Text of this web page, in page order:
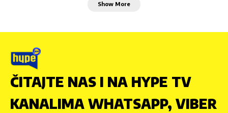
Show More
ČITAJTE NAS I NA HYPE TV
KANALIMA WHATSAPP, VIBER